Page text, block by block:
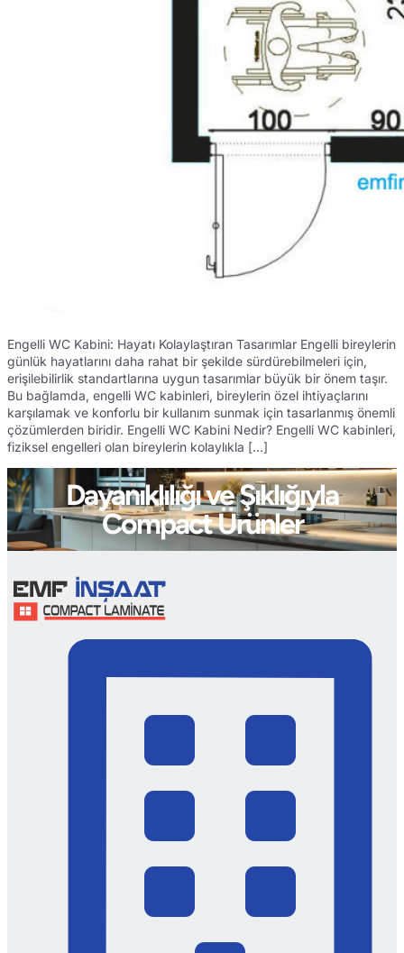
Engelli WC Kabini: Hayatı Kolaylaştıran Tasarımlar Engelli bireylerin
günlük hayatlarını daha rahat bir şekilde sürdürebilmeleri için,
erişilebilirlik standartlarına uygun tasarımlar büyük bir önem taşır.
Bu bağlamda, engelli WC kabinleri, bireylerin özel ihtiyaçlarını
karşılamak ve konforlu bir kullanım sunmak için tasarlanmış önemli
çözümlerden biridir. Engelli WC Kabini Nedir? Engelli WC kabinleri,
fiziksel engelleri olan bireylerin kolaylıkla […]
Dayanıklılığı ve Şıklığıyla
Compact Ürünler